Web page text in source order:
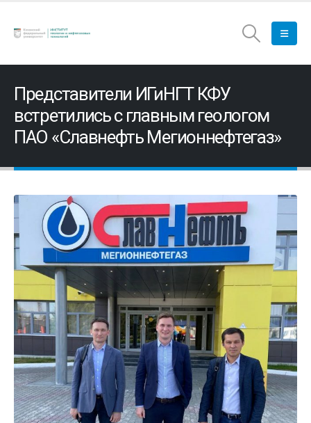
Представители ИГиНГТ КФУ
встретились с главным геологом
ПАО «Славнефть Мегионнефтегаз»